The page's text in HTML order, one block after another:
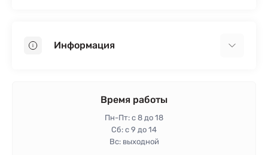
Пенопласт
Информация
Политика конфиденциальности
Время работы
Пн-Пт: с 8 до 18
Сб: с 9 до 14
Вс: выходной